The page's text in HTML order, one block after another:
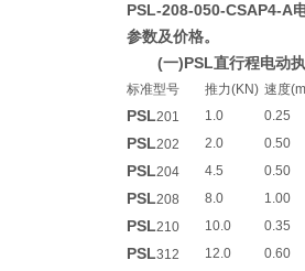
PSL-208-050-CSAP4-A
参数及价格。
(一)PSL直行程电动
标准型号 推力(KN) 速度
PSL201 1.0 0.25
PSL202 2.0 0.50
PSL204 4.5 0.50
PSL208 8.0 1.00
PSL210 10.0 0.35
PSL312 12.0 0.60